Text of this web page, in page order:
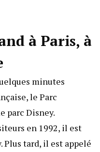
à Paris, à
minutes
le Parc
parc Disney.
en 1992, il est
Plus tard, il est appelé